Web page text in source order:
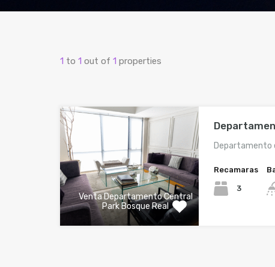
1 to 1 out of 1 properties
Venta Departamento Central
Park Bosque Real
Departamento
Recamaras
3